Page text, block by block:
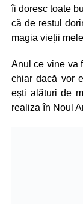
îi doresc toate
că de restul
magia vieții
Anul ce vine va
chiar dacă vor
ești alături de
realiza în Noul